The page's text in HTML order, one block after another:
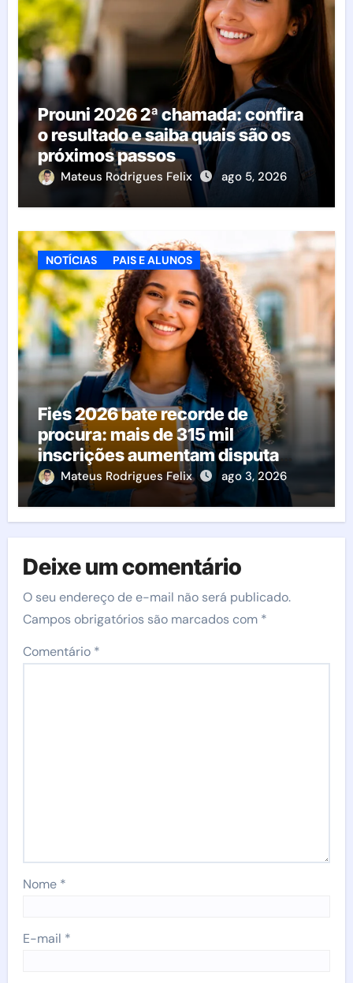
Prouni 2026 2ª chamada: confira
o resultado e saiba quais são os
próximos passos
Mateus Rodrigues Felix ago 5, 2026
NOTÍCIAS PAIS E ALUNOS
Fies 2026 bate recorde de
procura: mais de 315 mil
inscrições aumentam disputa
pelas vagas; veja o que acontece
agora
Mateus Rodrigues Felix ago 3, 2026
Deixe um comentário
O seu endereço de e-mail não será publicado.
Campos obrigatórios são marcados com *
Comentário *
Nome *
E-mail *